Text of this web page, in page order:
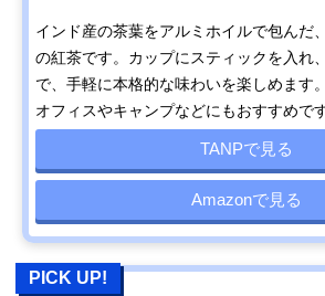
インド産の茶葉をアルミホイルで包んだ
の紅茶です。カップにスティックを入れ
で、手軽に本格的な味わいを楽しめます
オフィスやキャンプなどにもおすすめです
TANPで見る
Amazonで見る
PICK UP!